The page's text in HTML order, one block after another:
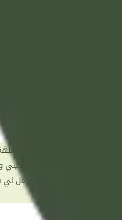
لكن قلبي مخلص في رجائه إليك.
ووفقني لما فيه صلاح ديني
لا إله إلا أنت. اللَّهُمَّ اجعل